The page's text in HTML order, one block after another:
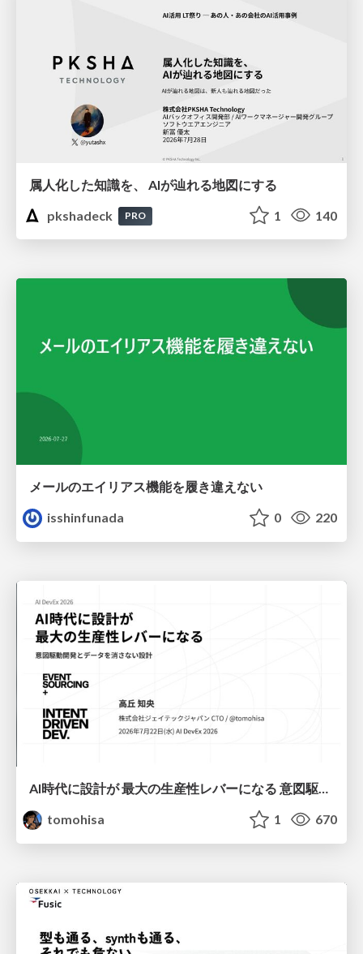
属人化した知識を、 AIが辿れる地図にする
pkshadeck
PRO 1 140
メールのエイリアス機能を履き違えない
isshinfunada
0 220
AI時代に設計が 最大の生産性レバーになる 意図駆動開発とデータを消さない設計｜Don't Delete Your Data or Your Intent — Design as the Deepest Lever in the AI Era
tomohisa
1 670